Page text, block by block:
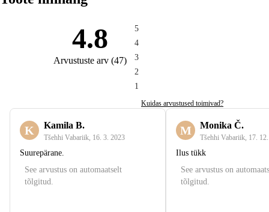
4.8
Arvustuste arv (47)
5
4
3
2
1
Kuidas arvustused toimivad?
K Kamila B.
Tšehhi Vabariik 16. 3. 2023
Suurepärane.
See arvustus on automaatselt
tõlgitud.
M Monika Č.
Tšehhi Vabariik 17.
Ilus tükk
See arvustus on
tõlgitud.